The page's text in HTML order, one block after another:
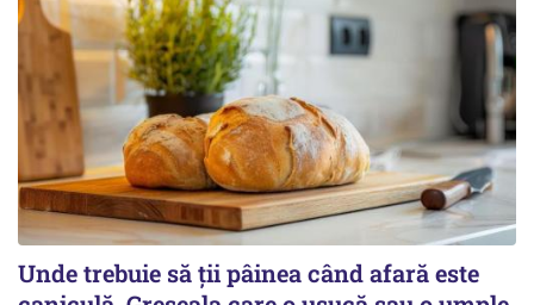
Unde trebuie să ții pâinea când afară este